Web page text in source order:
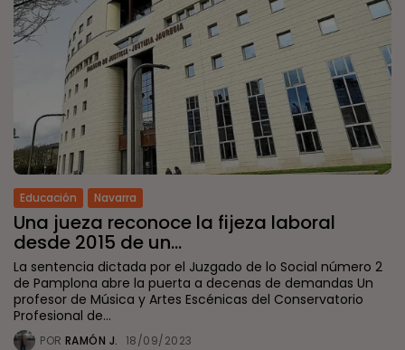
Educación Navarra
Una jueza reconoce la fijeza laboral
desde 2015 de un...
La sentencia dictada por el Juzgado de lo Social número 2
de Pamplona abre la puerta a decenas de demandas Un
profesor de Música y Artes Escénicas del Conservatorio
Profesional de...
POR RAMÓN J. 18/09/2023